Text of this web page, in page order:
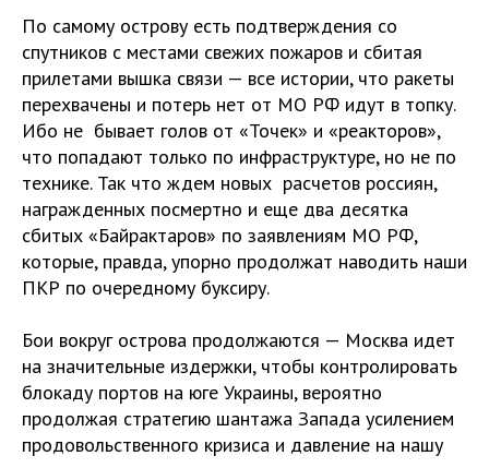
По самому острову есть подтверждения со
спутников с местами свежих пожаров и сбитая
прилетами вышка связи — все истории, что ракеты
перехвачены и потерь нет от МО РФ идут в топку.
Ибо не бывает голов от «Точек» и «реакторов»,
что попадают только по инфраструктуре, но не по
технике. Так что ждем новых расчетов россиян,
награжденных посмертно и еще два десятка
сбитых «Байрактаров» по заявлениям МО РФ,
которые, правда, упорно продолжат наводить наши
ПКР по очередному буксиру.
Бои вокруг острова продолжаются — Москва идет
на значительные издержки, чтобы контролировать
блокаду портов на юге Украины, вероятно
продолжая стратегию шантажа Запада усилением
продовольственного кризиса и давление на нашу